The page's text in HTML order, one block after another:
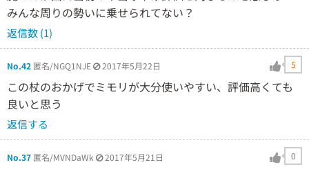
みんな周りの勢いに乗せられてない？
返信数 (1)
No.42 匿名/NGQ1NJE 2017年5月22日 5
この杖のおかげでミモリが大分使いやすい、評価高くても
良いと思う
返信する
No.37 匿名/MVNDaWk 2017年5月21日 0